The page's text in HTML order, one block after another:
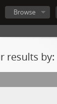
Browse
results by: